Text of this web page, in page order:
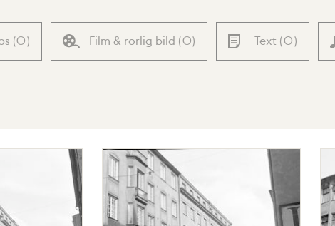
(0) Film & rörlig bild (0) Text (0)